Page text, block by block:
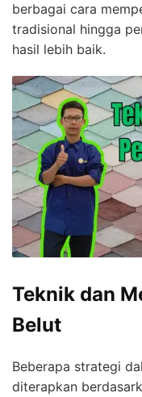
berbagai cara
tradisional hingga
hasil lebih baik.
Teknik dan
Belut
Beberapa strategi
diterapkan